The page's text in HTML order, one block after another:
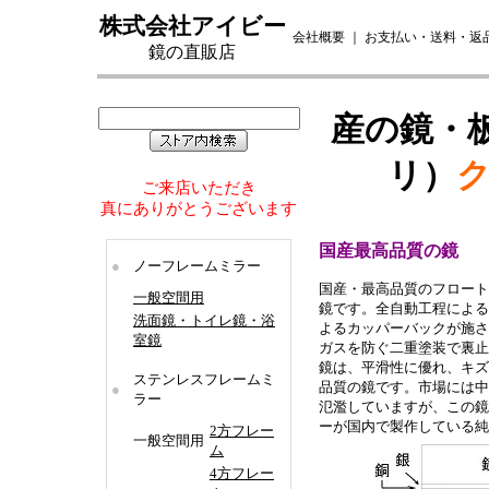
株式会社アイビー
鏡の直販店
会社概要 お支払い・送料・返
ご来店いただき
真にありがとうございます
●
ノーフレームミラー
一般空間用
洗面鏡・トイレ鏡・浴
室鏡
●
ステンレスフレームミ
ラー
一般空間用
2方フレー
ム
4方フレー
産の鏡・
リ）
国産最高品質の鏡
国産・最高品質のフロー
鏡です。全自動工程によ
よるカッパーバックが施
ガスを防ぐ二重塗装で裏
鏡は、平滑性に優れ、キ
品質の鏡です。市場には
氾濫していますが、この
ーが国内で製作している